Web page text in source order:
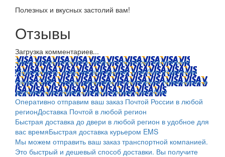
Полезных и вкусных застолий вам!
Отзывы
Загрузка комментариев...
Заказ можно оплатить любым способом: наличными
(Красноярск); пластиковой картой; в любом отделении
банка; QIWI, яндекс.деньгами; в платежных терминалах и
другими способами.Оплата любым способом
Оперативно отправим ваш заказ Почтой России в любой
регионДоставка Почтой в любой регион
Быстрая доставка до двери в любой регион в удобное для
вас времяБыстрая доставка курьером EMS
Мы можем отправить ваш заказ транспортной компанией.
Это быстрый и дешевый способ доставки. Вы получите